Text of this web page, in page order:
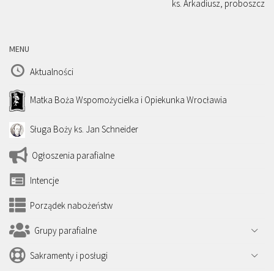
ks. Arkadiusz, proboszcz
MENU
Aktualności
Matka Boża Wspomożycielka i Opiekunka Wrocławia
Sługa Boży ks. Jan Schneider
Ogłoszenia parafialne
Intencje
Porządek nabożeństw
Grupy parafialne
Sakramenty i posługi